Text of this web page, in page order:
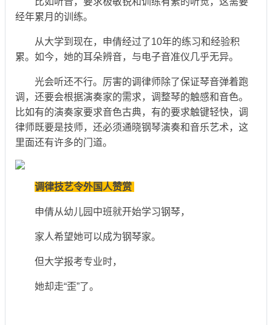
经年累月的训练。
从大学到现在，申倩经过了10年的练习和经验积
累。如今，她的耳朵辨音，与电子音准仪几乎无异。
光会听还不行。厉害的调律师除了保证琴音弹着跑
调，还要会根据演奏家的需求，调整琴的触感和音色。
比如有的演奏家要求音色古典，有的要求触键轻快，调
律师既要是技师，还必须通晓钢琴演奏和音乐艺术，这
里面还有许多的门道。
调律技艺令外国人赞赏
申倩从幼儿园中班就开始学习钢琴，
家人希望她可以成为钢琴家。
但大学报考专业时，
她却走“歪”了。